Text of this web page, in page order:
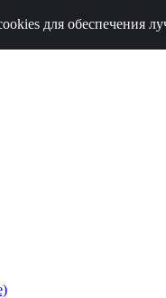
для обеспечения